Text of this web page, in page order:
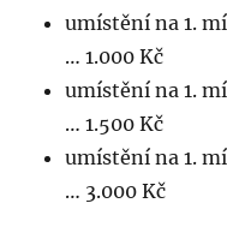
umístění na 1.
… 1.000 Kč
umístění na 1.
… 1.500 Kč
umístění na 1.
… 3.000 Kč